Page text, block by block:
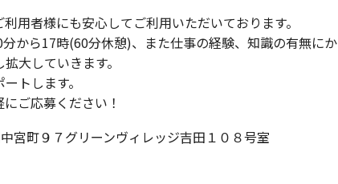
用者様にも安心してご利用いただいております。
から17時(60分休憩)、また仕事の経験、知識の有無にか
大していきます。
トします。
ご応募ください！
宮町９７グリーンヴィレッジ吉田１０８号室